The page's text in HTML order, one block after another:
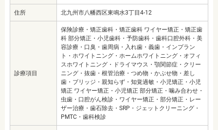
住所 北九州市八幡西区東鳴水3丁目4-12
診療項目
保険診療・矯正歯科・矯正歯科 ワイヤー矯正・矯正歯
科 部分矯正・小児歯科・予防歯科・歯科口腔外科・美
容診療・口臭・歯周病・入れ歯・義歯・インプラン
ト・ホワイトニング・ホームホワイトニング・オフィ
スホワイトニング・ドライマウス・顎関節症・クリー
ニング・抜歯・根管治療・つめ物・かぶせ物・差し
歯・ブリッジ・親知らず・知覚過敏・小児矯正・小児
矯正 ワイヤー矯正・小児矯正 部分矯正・噛み合わせ・
虫歯・口腔がん検診・ワイヤー矯正・部分矯正・レー
ザー治療・歯石除去・SRP・ジェットクリーニング・
PMTC・歯科検診